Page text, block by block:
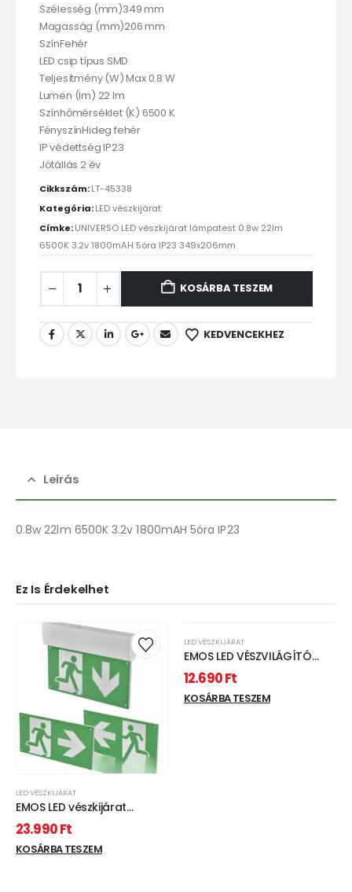
Szélesség (mm)349 mm
Magasság (mm)206 mm
SzínFehér
LED csip típus SMD
Teljesítmény (W) Max 0.8 W
Lumen (lm) 22 lm
Színhőmérséklet (K) 6500 K
FényszínHideg fehér
IP védettség IP23
Jótállás 2 év
Cikkszám:LT-45338
Kategória:LED vészkijárat
Címke:UNIVERSO LED vészkijárat lámpatest 0.8w 22lm
6500K 3.2v 1800mAH 5óra IP23 349x206mm
KOSÁRBA TESZEM
KEDVENCEKHEZ
Leírás
0.8w 22lm 6500K 3.2v 1800mAH 5óra IP23
Ez Is Érdekelhet
LED VÉSZKIJÁRAT
EMOS LED vészkijárat
lámpatest 3W 3 óra MT
23.990Ft
KOSÁRBA TESZEM
LED VÉSZKIJÁRAT
EMOS LED VÉSZVILÁGÍTÓ
LÁMPATEST 3 W 3 ÓRA IP65
12.690Ft
KOSÁRBA TESZEM